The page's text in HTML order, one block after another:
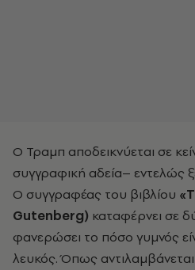
Ο Τραμπ αποδεικνύεται σε
συγγραφική αδεία– εντελώς
Ο συγγραφέας του βιβλίου
Gutenberg) καταφέρνει σε
φανερώσει το πόσο γυμνός
λευκός. Όπως